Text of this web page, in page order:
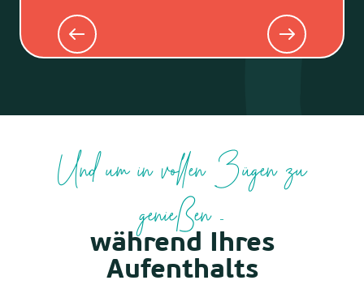
AB
Und um in vollen Zügen zu
genießen ....
während Ihres
Aufenthalts